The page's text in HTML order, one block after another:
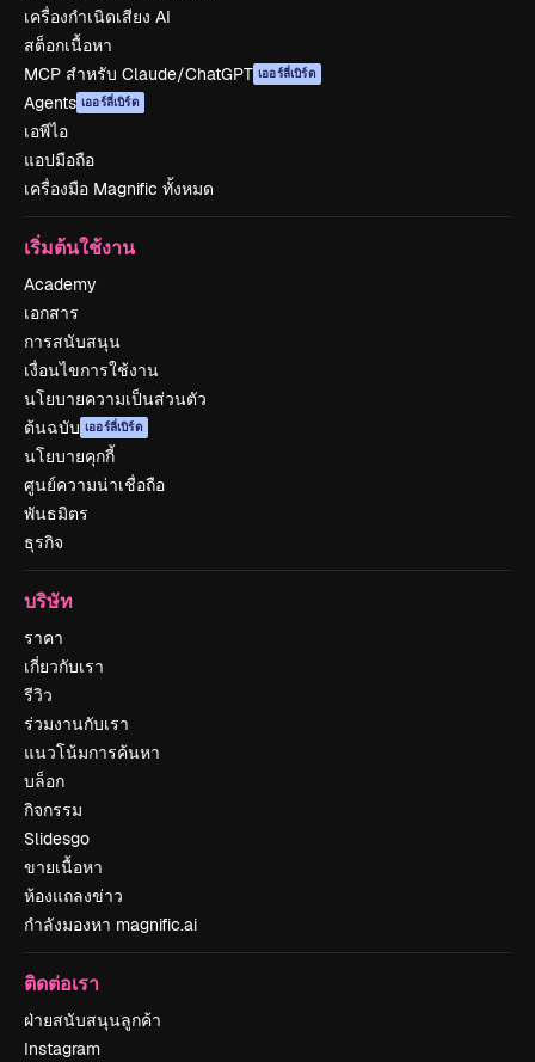
เครื่องกำเนิดเสียง AI
สต็อกเนื้อหา
MCP สำหรับ Claude/ChatGPT เออร์ลี่เบิร์ด
Agents เออร์ลี่เบิร์ด
เอพีไอ
แอปมือถือ
เครื่องมือ Magnific ทั้งหมด
เริ่มต้นใช้งาน
Academy
เอกสาร
การสนับสนุน
เงื่อนไขการใช้งาน
นโยบายความเป็นส่วนตัว
ต้นฉบับ เออร์ลี่เบิร์ด
นโยบายคุกกี้
ศูนย์ความน่าเชื่อถือ
พันธมิตร
ธุรกิจ
บริษัท
ราคา
เกี่ยวกับเรา
รีวิว
ร่วมงานกับเรา
แนวโน้มการค้นหา
บล็อก
กิจกรรม
Slidesgo
ขายเนื้อหา
ห้องแถลงข่าว
กำลังมองหา magnific.ai
ติดต่อเรา
ฝ่ายสนับสนุนลูกค้า
Instagram